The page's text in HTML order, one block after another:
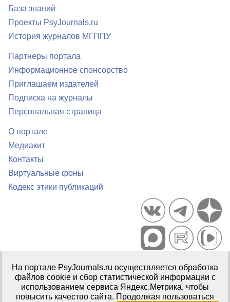
База знаний
Проекты PsyJournals.ru
История журналов МГППУ
Партнеры портала
Информационное спонсорство
Приглашаем издателей
Подписка на журналы
Персональная страница
О портале
Медиакит
Контакты
Виртуальные фоны
Кодекс этики публикаций
Портал психологических изданий PsyJournals.ru, 2007–2026
Правила использования материалов
Свидетельство регистрации СМИЭл № ФС77-66447 от 14 июля
2016 г.
На портале PsyJournals.ru осуществляется обработка
файлов cookie и сбор статистической информации с
использованием сервиса Яндекс.Метрика, чтобы
повысить качество сайта. Продолжая пользоваться